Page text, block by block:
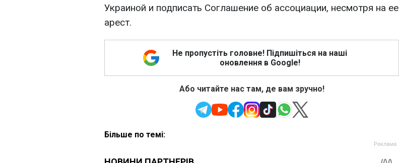
Украиной и подписать Соглашение об ассоциации, несмотря на ее
арест.
Не пропустіть головне! Підпишіться на наші
оновлення в Google!
Або читайте нас там, де вам зручно!
Більше по темі: